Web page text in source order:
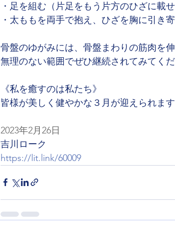
・足を組む（片足をもう片方のひざに載せ
・太ももを両手で抱え、ひざを胸に引き寄
骨盤のゆがみには、骨盤まわりの筋肉を
無理のない範囲でぜひ継続されてみてくだ
《私を癒すのは私たち》
皆様が美しく健やかな３月が迎えられま
2023年2月26日
吉川ローク
https://lit.link/60009